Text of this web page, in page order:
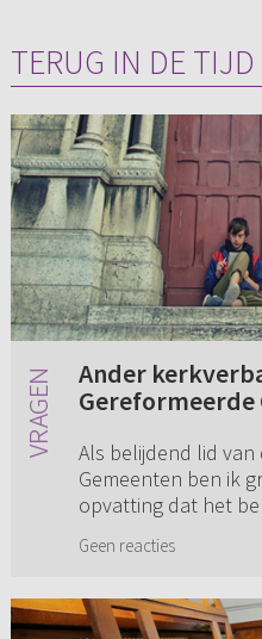
TERUG IN DE TIJD
Ander
Gereformeerde
Als belijdend lid van
Gemeenten ben ik
opvatting dat het
wat ‘lichter’ is. Denk
Geen reacties